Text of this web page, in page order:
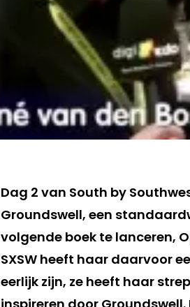
Dag 2 van South by
Groundswell, een
volgende boek te lanceren,
SXSW heeft haar daarvoor
eerlijk zijn, ze heeft haar